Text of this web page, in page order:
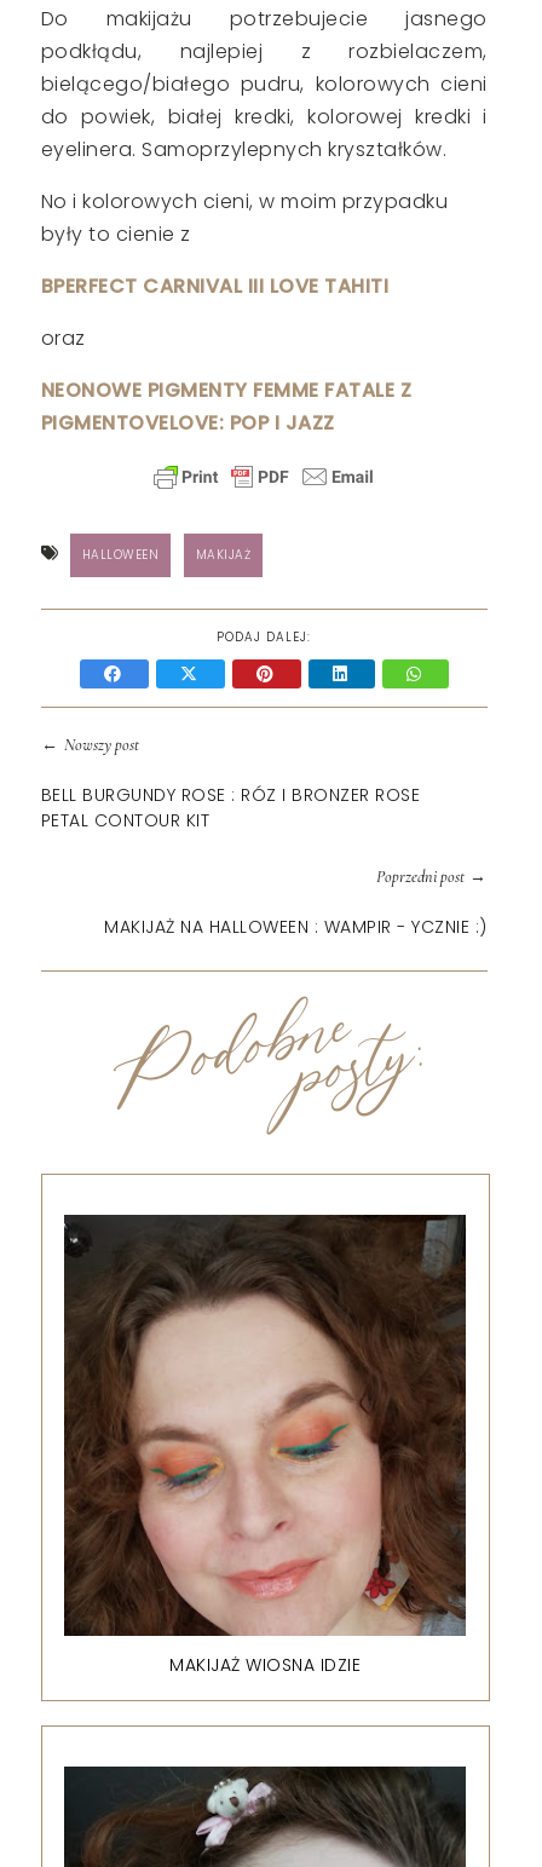
Do makijażu potrzebujecie jasnego
podkłądu, najlepiej z rozbielaczem,
bielącego/białego pudru, kolorowych cieni
do powiek, białej kredki, kolorowej kredki i
eyelinera. Samoprzylepnych kryształków.
No i kolorowych cieni, w moim przypadku
były to cienie z
BPERFECT CARNIVAL III LOVE TAHITI
oraz
NEONOWE PIGMENTY FEMME FATALE Z
PIGMENTOVELOVE: POP I JAZZ
HALLOWEEN MAKIJAŻ
PODAJ DALEJ:
← Nowszy post
BELL BURGUNDY ROSE : RÓZ I BRONZER ROSE
PETAL CONTOUR KIT
Poprzedni post→
MAKIJAŻ NA HALLOWEEN : WAMPIR - YCZNIE :)
MAKIJAŻ WIOSNA IDZIE